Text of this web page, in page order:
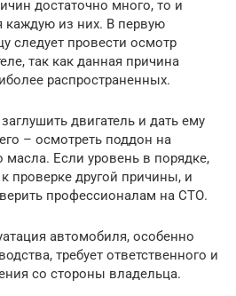
достаточно много, то и
каждую из них. В первую
следует провести осмотр
так как данная причина
распространенных.
двигатель и дать ему
– осмотреть поддон на
масла. Если уровень в порядке,
проверке другой причины, и
профессионалам на СТО.
автомобиля, особенно
требует ответственного и
со стороны владельца.